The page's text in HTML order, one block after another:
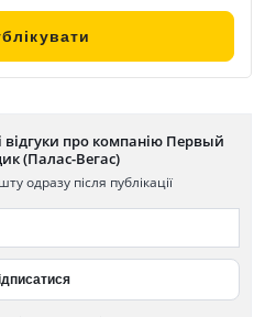
відгуки про компанію Первый
(Палас-Вегас)
одразу після публікації